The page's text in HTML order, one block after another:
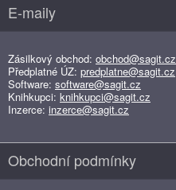
E-maily
Zásilkový obchod: obchod@sagit.cz
Předplatné ÚZ: predplatne@sagit.cz
Software: software@sagit.cz
Knihkupci: knihkupci@sagit.cz
Inzerce: inzerce@sagit.cz
Obchodní podmínky